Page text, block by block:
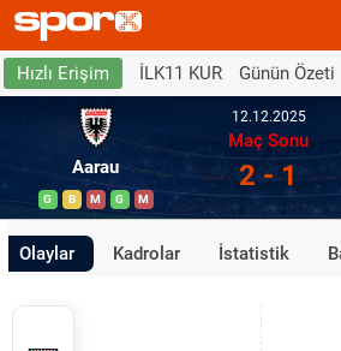
Hızlı Erişim İLK11 KUR Günün Özeti
Aarau
G B M G M
12.12.2025
Maç Sonu
2 - 1
Olaylar Kadrolar İstatistik